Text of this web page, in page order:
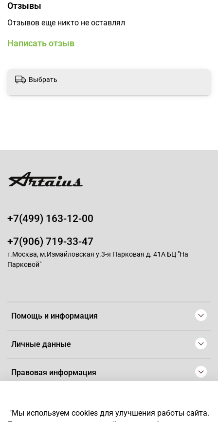
Отзывы
Отзывов еще никто не оставлял
Написать отзыв
Выбрать
Помощь и информация
Личные данные
Правовая информация
+7(499) 163-12-00
+7(906) 719-33-47
г.Москва, м.Измайловская у.3-я Парковая д. 41А БЦ "На
Парковой"
"Мы используем cookies для улучшения работы сайта.